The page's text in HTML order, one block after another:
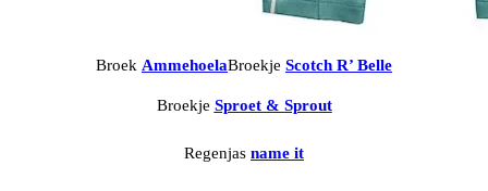
Broek AmmehoelaBroekje Scotch R’ Belle
Broekje Sproet & Sprout
Regenjas name it